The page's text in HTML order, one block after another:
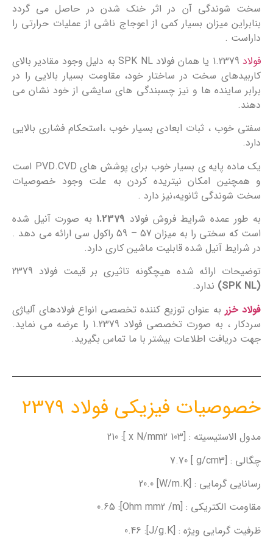
سخت شوندگی آن در اثر خنک شدن در حاصل می گردد
بنابراین میزان بسیار کمی از اعوجاج ناشی از عملیات حرارتی را
داراست .
فولاد
1.2379 یا همان فولاد SPK NL به دلیل وجود مقادیر بالای
کاربیدهای سخت در ساختار خود، مقاومت بسیار بالایی را در
برابر ساینده ها و نیز چسبندگی های سایشی از خود نشان می
دهند.
سفتی خوب ، ثبات ابعادی بسیار خوب ،استحکام فشاری بالایی
دارد.
یک ماده پایه ی بسیار خوب برای پوشش های PVD.CVD است
و همچنین امکان نیتریده کردن به علت وجود خصوصیات
سخت شوندگی ثانویه،نیز دارد .
به طور عمده شرایط فروش فولاد 1.2379 به صورت آنیل شده
است که سختی را به میزان 57 – 59 راکول سی ارائه می دهد .
در شرایط آنیل شده قابلیت ماشین کاری دارد.
توضیحات ارائه شده هیچگونه تاثیری بر قیمت فولاد 2379
(SPK NL)
ندارد.
فولاد خزر به عنوان توزیع کننده تخصصی انواع فولادهای آلیاژی
سردکار ، به صورت تخصصی فولاد 1.2379 را عرضه می نماید.
جهت دریافت اطلاعات بیشتر با ما تماس بگیرید.
خصوصیات فیزیکی فولاد 2379
مدول الاستیسیته : [103 x N/mm2 ]: 210
چگالی : [g/cm3 ] 7.70
رسانایی گرمایی : [W/m.K] 20.0
مقاومت الکتریکی : [Ohm mm2 /m]: 0.65
ظرفیت گرمایی ویژه : [J/g.K]: 0.46